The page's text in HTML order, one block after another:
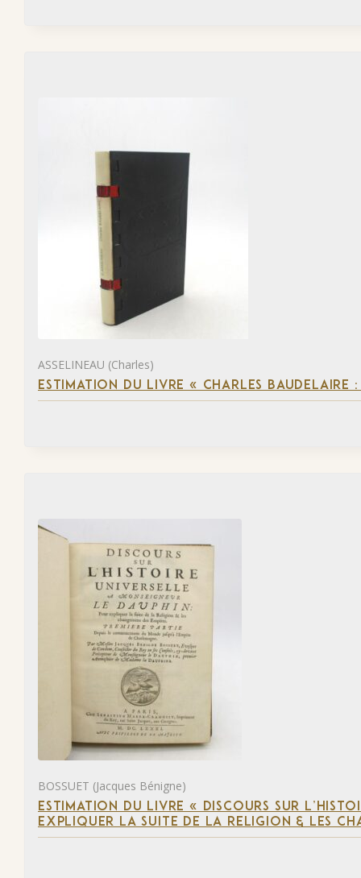
ASSELINEAU (Charles)
ESTIMATION DU LIVRE « CHARLES BAUDELAIRE
BOSSUET (Jacques Bénigne)
ESTIMATION DU LIVRE « DISCOURS SUR
EXPLIQUER LA SUITE DE LA RELIGION & LES